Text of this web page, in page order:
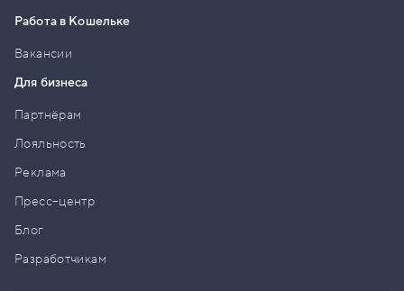
Работа в Кошельке
Вакансии
Для бизнеса
Партнёрам
Лояльность
Реклама
Пресс–центр
Блог
Разработчикам